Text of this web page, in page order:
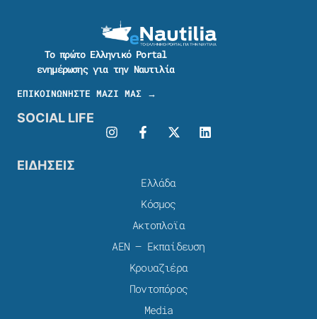
Το πρώτο Ελληνικό Portal
ενημέρωσης για την Ναυτιλία
ΕΠΙΚΟΙΝΩΝΗΣΤΕ ΜΑΖΙ ΜΑΣ →
SOCIAL LIFE
ΕΙΔΗΣΕΙΣ
Ελλάδα
Κόσμος
Ακτοπλοϊα
ΑΕΝ – Εκπαίδευση
Κρουαζιέρα
Ποντοπόρος
Media